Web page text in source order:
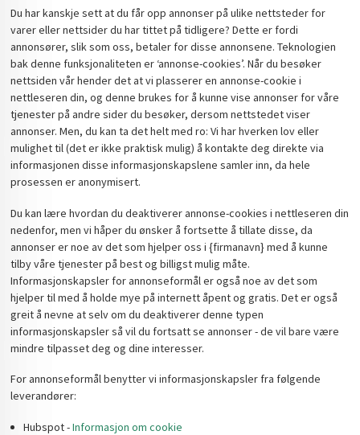
Du har kanskje sett at du får opp annonser på ulike nettsteder for
varer eller nettsider du har tittet på tidligere? Dette er fordi
annonsører, slik som oss, betaler for disse annonsene. Teknologien
bak denne funksjonaliteten er ‘annonse-cookies’. Når du besøker
nettsiden vår hender det at vi plasserer en annonse-cookie i
nettleseren din, og denne brukes for å kunne vise annonser for våre
tjenester på andre sider du besøker, dersom nettstedet viser
annonser. Men, du kan ta det helt med ro: Vi har hverken lov eller
mulighet til (det er ikke praktisk mulig) å kontakte deg direkte via
informasjonen disse informasjonskapslene samler inn, da hele
prosessen er anonymisert.
Du kan lære hvordan du deaktiverer annonse-cookies i nettleseren din
nedenfor, men vi håper du ønsker å fortsette å tillate disse, da
annonser er noe av det som hjelper oss i {firmanavn} med å kunne
tilby våre tjenester på best og billigst mulig måte.
Informasjonskapsler for annonseformål er også noe av det som
hjelper til med å holde mye på internett åpent og gratis. Det er også
greit å nevne at selv om du deaktiverer denne typen
informasjonskapsler så vil du fortsatt se annonser - de vil bare være
mindre tilpasset deg og dine interesser.
For annonseformål benytter vi informasjonskapsler fra følgende
leverandører:
Hubspot -Informasjon om cookie